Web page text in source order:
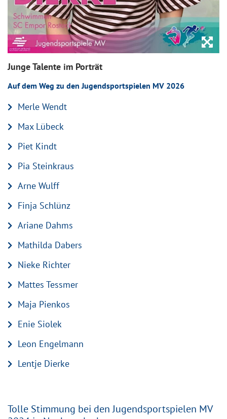
Junge Talente im Porträt
Auf dem Weg zu den Jugendsportspielen MV 2026
Merle Wendt
Max Lübeck
Piet Kindt
Pia Steinkraus
Arne Wulff
Finja Schlünz
Ariane Dahms
Mathilda Dabers
Nieke Richter
Mattes Tessmer
Maja Pienkos
Enie Siolek
Leon Engelmann
Lentje Dierke
Tolle Stimmung bei den Jugendsportspielen MV